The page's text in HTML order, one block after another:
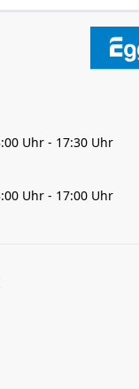
Uhr - 17:30 Uhr
Uhr - 17:00 Uhr